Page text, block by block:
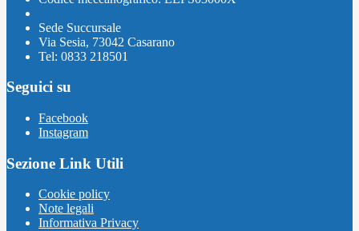
Sede Succursale
Via Sesia, 73042 Casarano
Tel: 0833 218501
Seguici su
Facebook
Instagram
Sezione Link Utili
Cookie policy
Note legali
Informativa Privacy